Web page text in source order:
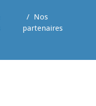
Nos
partenaires